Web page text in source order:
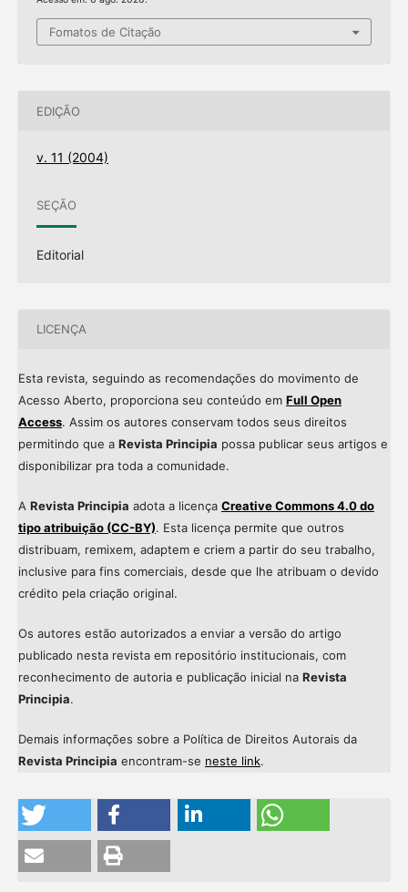
Fomatos de Citação
EDIÇÃO
v. 11 (2004)
SEÇÃO
Editorial
LICENÇA
Esta revista, seguindo as recomendações do movimento de
Acesso Aberto, proporciona seu conteúdo em Full Open
Access. Assim os autores conservam todos seus direitos
permitindo que a Revista Principia possa publicar seus artigos e
disponibilizar pra toda a comunidade.
A Revista Principia adota a licença Creative Commons 4.0 do
tipo atribuição (CC-BY). Esta licença permite que outros
distribuam, remixem, adaptem e criem a partir do seu trabalho,
inclusive para fins comerciais, desde que lhe atribuam o devido
crédito pela criação original.
Os autores estão autorizados a enviar a versão do artigo
publicado nesta revista em repositório institucionais, com
reconhecimento de autoria e publicação inicial na Revista
Principia.
Demais informações sobre a Política de Direitos Autorais da
Revista Principia encontram-se neste link.